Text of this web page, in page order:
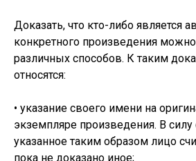
Доказать, что кто-либо является
конкретного произведения
различных способов. К таким
относятся:
• указание своего имени на
экземпляре произведения. В
указанное таким образом лицо
пока не доказано иное;